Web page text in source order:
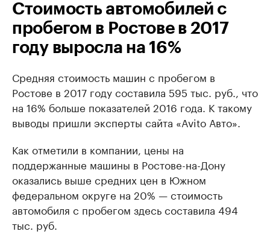
Стоимость автомобилей с
пробегом в Ростове в 2017
году выросла на 16%
Средняя стоимость машин с пробегом в
Ростове в 2017 году составила 595 тыс. руб., что
на 16% больше показателей 2016 года. К такому
выводы пришли эксперты сайта «Avito Авто».
Как отметили в компании, цены на
поддержанные машины в Ростове-на-Дону
оказались выше средних цен в Южном
федеральном округе на 20% — стоимость
автомобиля с пробегом здесь составила 494
тыс. руб.